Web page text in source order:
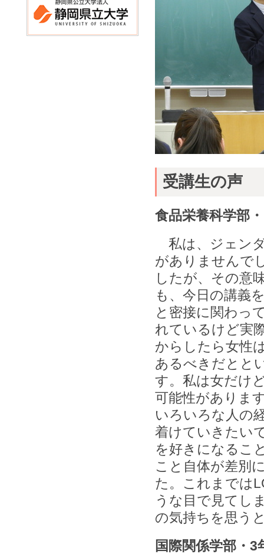
受講生の声
食品栄養科学部
私は、ジェン
がありませんで
したが、その意
も、今日の講義
と密接に関わっ
れているけど実
からしたら女性
あるべきだとと
す。私は女だけ
可能性がありま
いろいろな人の
着けていきたい
を好きになるこ
こと自体が差別
た。これまでは
うな目で見てし
の気持ちを思う
国際関係学部・3